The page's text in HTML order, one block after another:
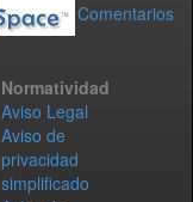
Comentarios
Normatividad
Aviso Legal
Aviso de
privacidad
simplificado